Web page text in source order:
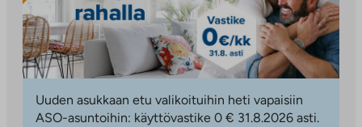
Uuden asukkaan etu valikoituihin heti vapaisiin
ASO-asuntoihin: käyttövastike 0 € 31.8.2026 asti.